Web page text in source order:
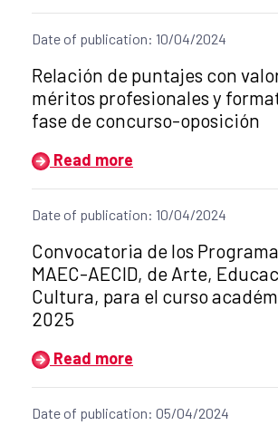
Date of publication: 10/04/2024
Title of the announcement:
Relación de puntajes con
méritos profesionales y
fase de concurso-oposición
Read more
Date of publication: 10/04/2024
Title of the announcement:
Convocatoria de los
MAEC-AECID, de Arte,
Cultura, para el curso
2025
Read more
Date of publication: 05/04/2024